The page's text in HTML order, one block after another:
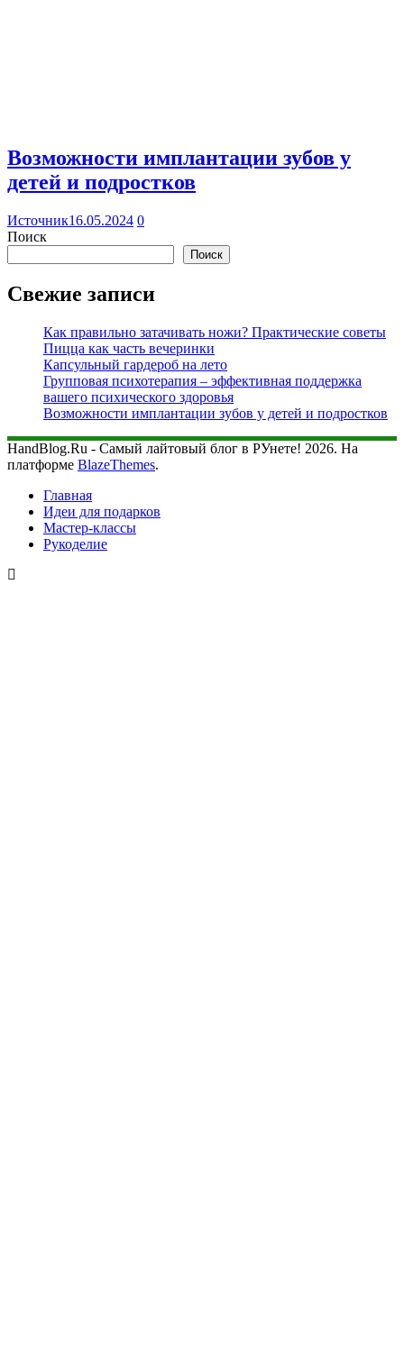
Возможности имплантации зубов у
детей и подростков
Источник16.05.2024 0
Поиск
Поиск
Свежие записи
Как правильно затачивать ножи? Практические советы
Пицца как часть вечеринки
Капсульный гардероб на лето
Групповая психотерапия – эффективная поддержка
вашего психического здоровья
Возможности имплантации зубов у детей и подростков
HandBlog.Ru - Самый лайтовый блог в РУнете! 2026. На
платформе BlazeThemes.
Главная
Идеи для подарков
Мастер-классы
Рукоделие